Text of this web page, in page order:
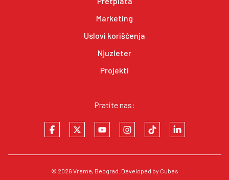
Marketing
Uslovi korišćenja
Njuzleter
Projekti
Pratite nas:
© 2026 Vreme, Beograd. Developed by Cubes